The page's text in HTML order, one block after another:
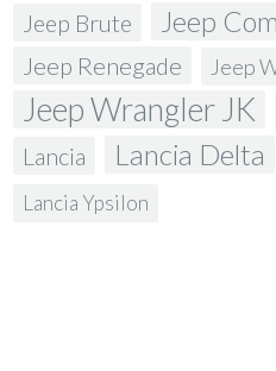
Jeep Brute Jeep
Jeep Renegade Jeep
Jeep Wrangler JK
Lancia Lancia Delta
Lancia Ypsilon